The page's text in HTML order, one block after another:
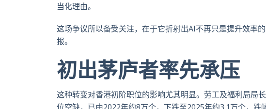
当化理由。
这场争议所以备受关注，在于它折射出AI不再只是提升效率
报。
初出茅庐者率先承压
这种转变对香港初阶职位的影响尤其明显。劳工及福利局局